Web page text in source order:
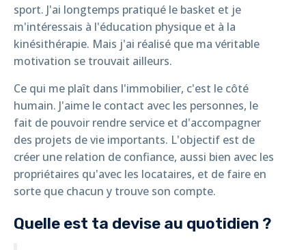
sport. J'ai longtemps pratiqué le basket et je
m'intéressais à l'éducation physique et à la
kinésithérapie. Mais j'ai réalisé que ma véritable
motivation se trouvait ailleurs.
Ce qui me plaît dans l'immobilier, c'est le côté
humain. J'aime le contact avec les personnes, le
fait de pouvoir rendre service et d'accompagner
des projets de vie importants. L'objectif est de
créer une relation de confiance, aussi bien avec les
propriétaires qu'avec les locataires, et de faire en
sorte que chacun y trouve son compte.
Quelle est ta devise au quotidien ?